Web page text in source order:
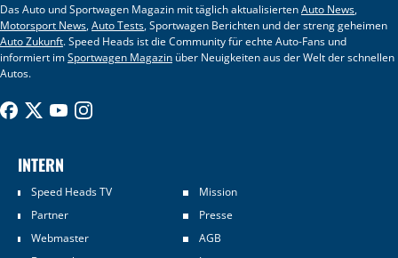
Das Auto und Sportwagen Magazin mit täglich aktualisiertenAuto News,
Motorsport News,Auto Tests, Sportwagen Berichten und der streng geheimen
Auto Zukunft. Speed Heads ist die Community für echte Auto-Fans und
informiert imSportwagen Magazin über Neuigkeiten aus der Welt der schnellen
Autos.
INTERN
Speed Heads TV
Mission
Partner
Presse
Webmaster
AGB